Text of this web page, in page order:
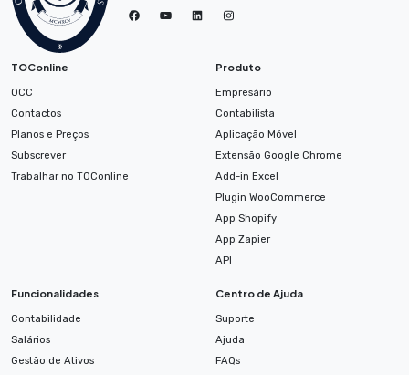
TOConline no Facebook
TOConline no YouTube
TOConline no LinkedIn
Instagram
TOConline
OCC
Contactos
Planos e Preços
Subscrever
Trabalhar no TOConline
Produto
Empresário
Contabilista
Aplicação Móvel
Extensão Google Chrome
Add-in Excel
Plugin WooCommerce
App Shopify
App Zapier
API
Funcionalidades
Contabilidade
Salários
Gestão de Ativos
Centro de Ajuda
Suporte
Ajuda
FAQs